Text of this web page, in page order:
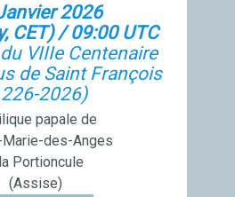
2026
CET) / 09:00 UTC
VIIIe Centenaire
de Saint François
2026)
papale de
des-Anges
Portioncule
(Assise)